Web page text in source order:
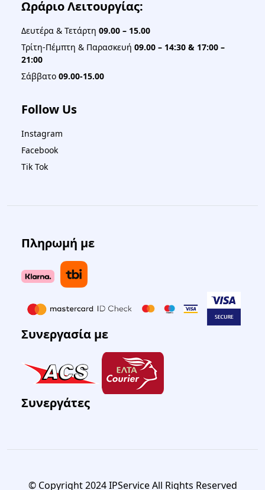
Ωράριο Λειτουργίας:
Δευτέρα & Τετάρτη 09.00 – 15.00
Τρίτη-Πέμπτη & Παρασκευή 09.00 – 14:30 & 17:00 –
21:00
Σάββατο 09.00-15.00
Follow Us
Instagram
Facebook
Tik Tok
Πληρωμή με
Συνεργασία με
Συνεργάτες
© Copyright 2024 IPService All Rights Reserved